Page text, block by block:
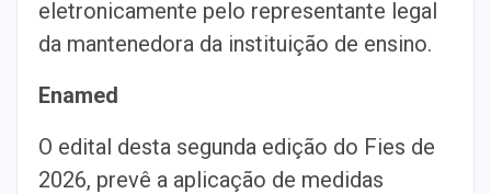
eletronicamente pelo representante legal
da mantenedora da instituição de ensino.
Enamed
O edital desta segunda edição do Fies de
2026, prevê a aplicação de medidas